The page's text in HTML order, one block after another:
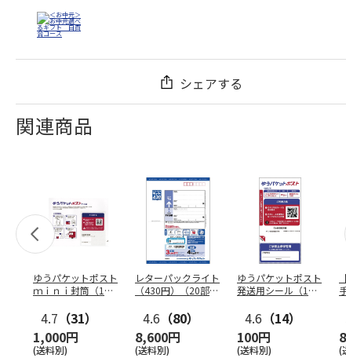
シェアする
関連商品
ゆうパケットポスト
ｍｉｎｉ封筒（1個
4.7 （31）
1,000円
(送料別)
レターパックライト
（430円）（20部セ
4.6 （80）
8,600円
(送料別)
ゆうパケットポスト
発送用シール（1個
4.6 （14）
100円
(送料別) (